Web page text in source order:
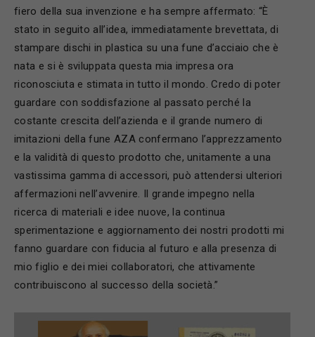
fiero della sua invenzione e ha sempre affermato: “È
stato in seguito all’idea, immediatamente brevettata, di
stampare dischi in plastica su una fune d’acciaio che è
nata e si è sviluppata questa mia impresa ora
riconosciuta e stimata in tutto il mondo. Credo di poter
guardare con soddisfazione al passato perché la
costante crescita dell’azienda e il grande numero di
imitazioni della fune AZA confermano l’apprezzamento
e la validità di questo prodotto che, unitamente a una
vastissima gamma di accessori, può attendersi ulteriori
affermazioni nell’avvenire. Il grande impegno nella
ricerca di materiali e idee nuove, la continua
sperimentazione e aggiornamento dei nostri prodotti mi
fanno guardare con fiducia al futuro e alla presenza di
mio figlio e dei miei collaboratori, che attivamente
contribuiscono al successo della società.”